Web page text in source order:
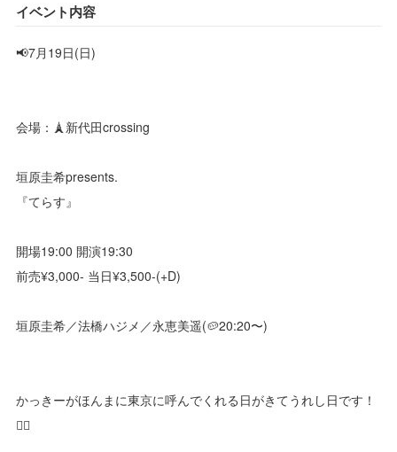
イベント内容
📢7月19日(日)
会場：🗼新代田crossing
垣原圭希presents.
『てらす』
開場19:00 開演19:30
前売¥3,000- 当日¥3,500-(+D)
垣原圭希／法橋ハジメ／永恵美遥(🥔20:20〜)
かっきーがほんまに東京に呼んでくれる日がきてうれし日です！
✌🏻